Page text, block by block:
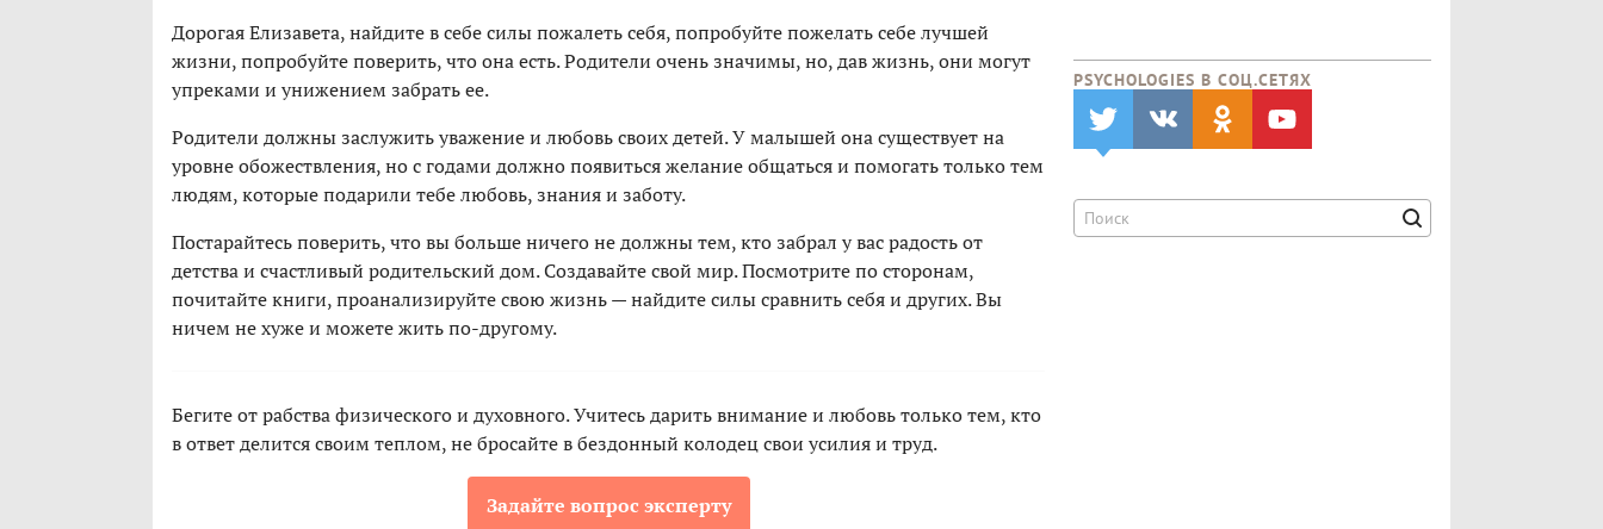
Дорогая Елизавета, найдите в себе силы пожалеть себя, попробуйте пожелать себе лучшей
жизни, попробуйте поверить, что она есть. Родители очень значимы, но, дав жизнь, они могут
упреками и унижением забрать ее.
Родители должны заслужить уважение и любовь своих детей. У малышей она существует на
уровне обожествления, но с годами должно появиться желание общаться и помогать только тем
людям, которые подарили тебе любовь, знания и заботу.
Постарайтесь поверить, что вы больше ничего не должны тем, кто забрал у вас радость от
детства и счастливый родительский дом. Создавайте свой мир. Посмотрите по сторонам,
почитайте книги, проанализируйте свою жизнь — найдите силы сравнить себя и других. Вы
ничем не хуже и можете жить по-другому.
Бегите от рабства физического и духовного. Учитесь дарить внимание и любовь только тем, кто
в ответ делится своим теплом, не бросайте в бездонный колодец свои усилия и труд.
Задайте вопрос эксперту
PSYCHOLOGIES В CОЦ.СЕТЯХ